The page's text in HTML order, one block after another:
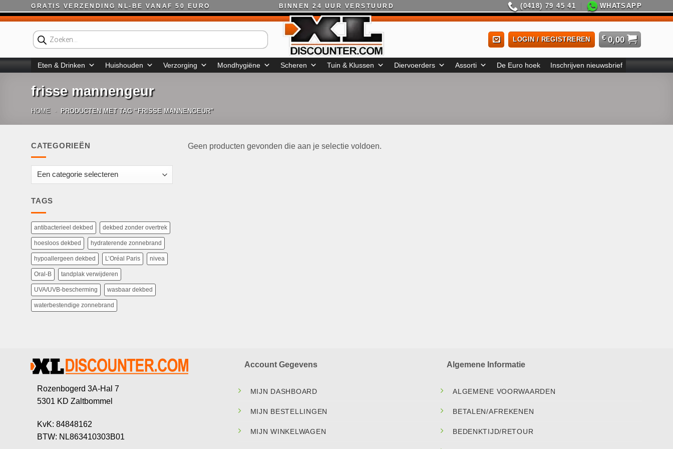
naar
GRATIS VERZENDING NL-BE VANAF 50 EURO BINNEN 24 UUR VERSTUURD (0418) 79 45 41 WHATSAPP
Producten
zoeken
LOGIN / REGISTREREN € 0,00
Eten & Drinken Huishouden Verzorging Mondhygiëne Scheren Tuin & Klussen Diervoerders Assorti De Euro hoek Inschrijven nieuwsbrief
frisse mannengeur
HOME - PRODUCTEN MET TAG “FRISSE MANNENGEUR”
CATEGORIEËN
TAGS
antibacterieel dekbed dekbed zonder overtrek
hoesloos dekbed hydraterende zonnebrand
hypoallergeen dekbed L’Oréal Paris nivea
Oral-B tandplak verwijderen
UVA/UVB-bescherming wasbaar dekbed
waterbestendige zonnebrand
Geen producten gevonden die aan je selectie voldoen.
Rozenbogerd 3A-Hal 7
5301 KD Zaltbommel
KvK: 84848162
BTW: NL863410303B01
Account Gegevens
MIJN DASHBOARD
MIJN BESTELLINGEN
MIJN WINKELWAGEN
Algemene Informatie
ALGEMENE VOORWAARDEN
BETALEN/AFREKENEN
BEDENKTIJD/RETOUR